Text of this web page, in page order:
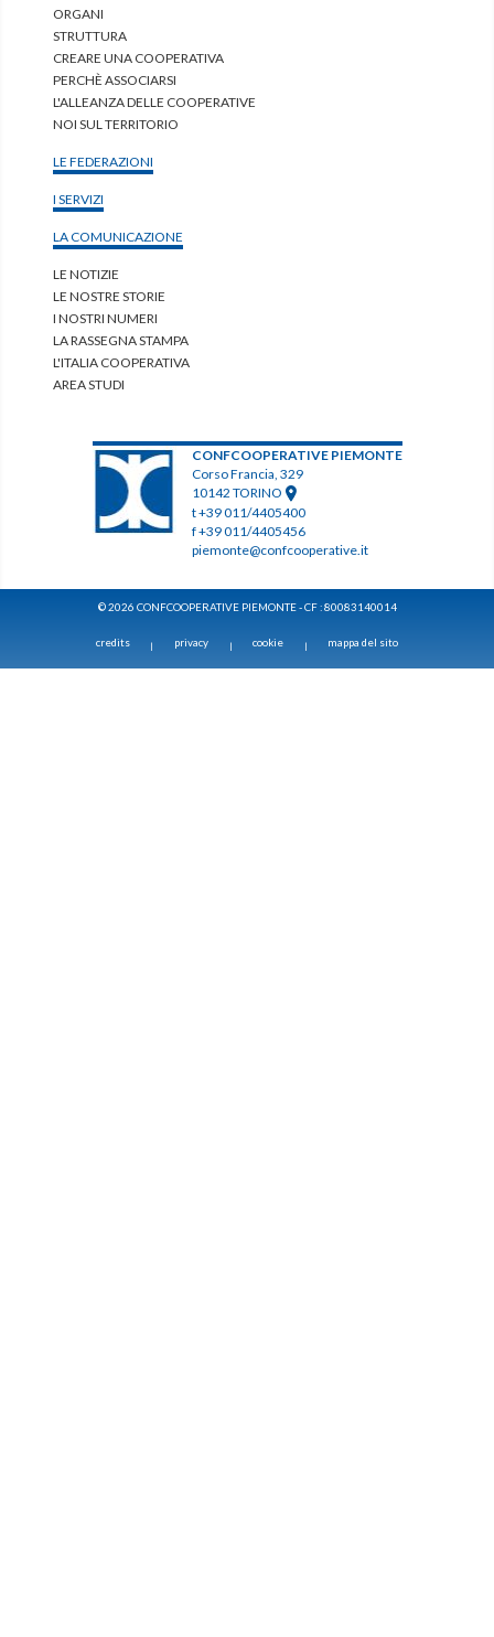
ORGANI
STRUTTURA
CREARE UNA COOPERATIVA
PERCHÈ ASSOCIARSI
L'ALLEANZA DELLE COOPERATIVE
NOI SUL TERRITORIO
LE FEDERAZIONI
I SERVIZI
LA COMUNICAZIONE
LE NOTIZIE
LE NOSTRE STORIE
I NOSTRI NUMERI
LA RASSEGNA STAMPA
L'ITALIA COOPERATIVA
AREA STUDI
CONFCOOPERATIVE PIEMONTE
Corso Francia, 329
10142 TORINO
t +39 011/4405400
f +39 011/4405456
piemonte@confcooperative.it
© 2026 CONFCOOPERATIVE PIEMONTE - CF : 80083140014
credits privacy cookie mappa del sito